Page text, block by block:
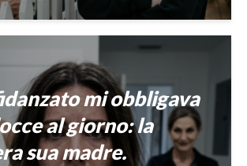
mi obbligava
al giorno: la
sua madre.